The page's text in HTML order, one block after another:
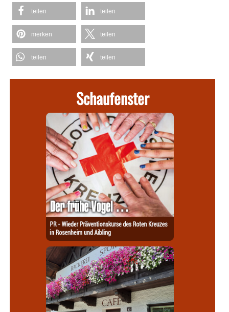
teilen teilen
merken teilen
teilen teilen
Schaufenster